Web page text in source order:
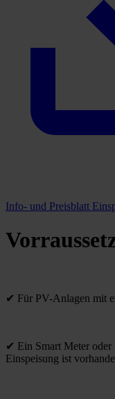
Info- und Preisblatt
✔ Für PV-Anlagen mit
✔ Ein Smart Meter oder
Einspeisung ist